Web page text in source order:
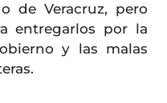
de Veracruz, pero
entregarlos por la
y las malas